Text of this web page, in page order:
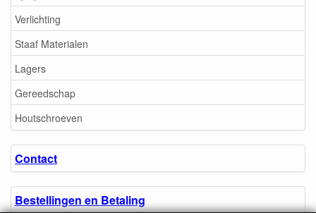
Verlichting
Staaf Materialen
Lagers
Gereedschap
Houtschroeven
Contact
Bestellingen en Betaling